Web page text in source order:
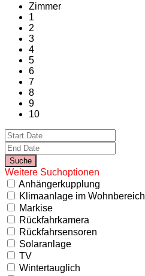
Zimmer
1
2
3
4
5
6
7
8
9
10
Weitere Suchoptionen
Anhängerkupplung
Klimaanlage im Wohnbereich
Markise
Rückfahrkamera
Rückfahrsensoren
Solaranlage
TV
Wintertauglich